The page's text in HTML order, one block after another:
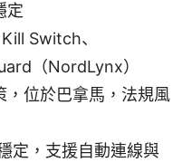
定
Switch、
（NordLynx）
，位於巴拿馬，法規風
定，支援自動連線與